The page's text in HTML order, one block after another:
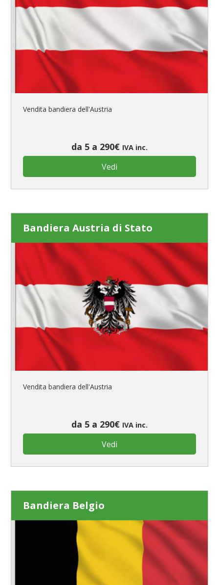
Vendita bandiera dell'Austria
da 5 a 290€ IVA inc.
Vedi
Bandiera Austria di Stato
Vendita bandiera dell'Austria
da 5 a 290€ IVA inc.
Vedi
Bandiera Belgio